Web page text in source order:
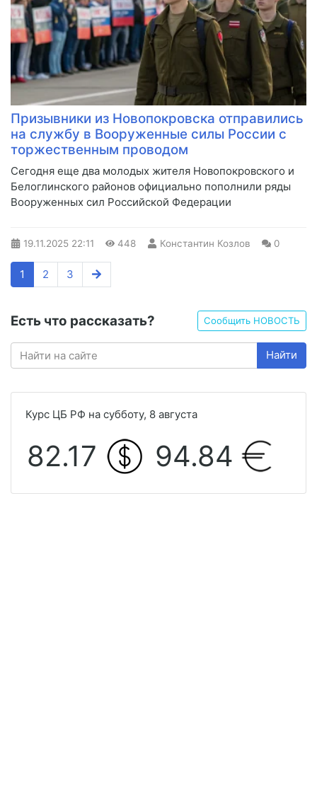
Призывники из Новопокровска отправились
на службу в Вооруженные силы России с
торжественным проводом
Сегодня еще два молодых жителя Новопокровского и
Белоглинского районов официально пополнили ряды
Вооруженных сил Российской Федерации
19.11.2025 22:11 448 Константин Козлов 0
1 2 3
Есть что рассказать? Сообщить НОВОСТЬ
Найти
Курс ЦБ РФ на субботу, 8 августа
82.17 94.84